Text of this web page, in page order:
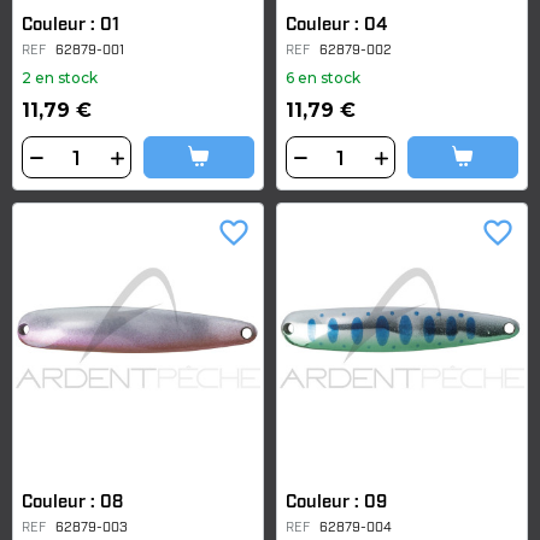
Couleur : 01
REF 62879-001
2 en stock
11,79 €
Couleur : 04
REF 62879-002
6 en stock
11,79 €
Couleur : 08
REF 62879-003
favorite_border
Couleur : 09
REF 62879-004
favorite_border